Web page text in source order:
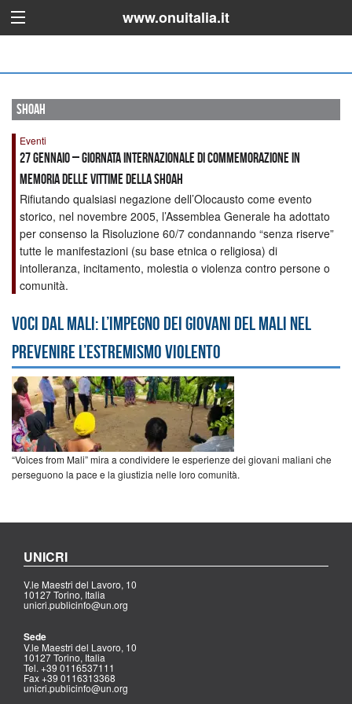
www.onuitalia.it
shoah
Eventi
27 GENNAIO – GIORNATA INTERNAZIONALE DI COMMEMORAZIONE IN
MEMORIA DELLE VITTIME DELLA SHOAH
Rifiutando qualsiasi negazione dell’Olocausto come evento
storico, nel novembre 2005, l’Assemblea Generale ha adottato
per consenso la Risoluzione 60/7 condannando “senza riserve”
tutte le manifestazioni (su base etnica o religiosa) di
intolleranza, incitamento, molestia o violenza contro persone o
comunità.
Voci dal Mali: l’impegno dei giovani del Mali nel
prevenire l’estremismo violento
“Voices from Mali” mira a condividere le esperienze dei giovani maliani che
perseguono la pace e la giustizia nelle loro comunità.
UNICRI
V.le Maestri del Lavoro, 10
10127 Torino, Italia
unicri.publicinfo@un.org
Sede
V.le Maestri del Lavoro, 10
10127 Torino, Italia
Tel. +39 0116537111
Fax +39 0116313368
unicri.publicinfo@un.org